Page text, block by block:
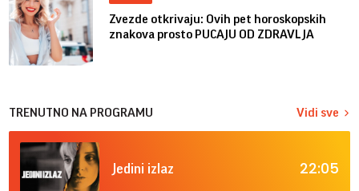
Zvezde otkrivaju: Ovih pet horoskopskih
znakova prosto PUCAJU OD ZDRAVLJA
TRENUTNO NA PROGRAMU Vidi sve
Jedini izlaz 22:05